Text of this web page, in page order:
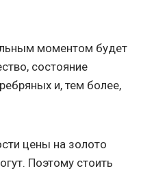
моментом будет
состояние
и, тем более,
цены на золото
Поэтому стоить